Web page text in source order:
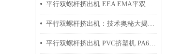
平行双螺杆挤出机 EEA EMA平双挤出机 双螺杆挤出机技术参数
平行双螺杆挤出机：技术奥秘大揭秘！
平行双螺杆挤出机 PVC挤塑机 PA6+玻纤挤出造粒机技术参数